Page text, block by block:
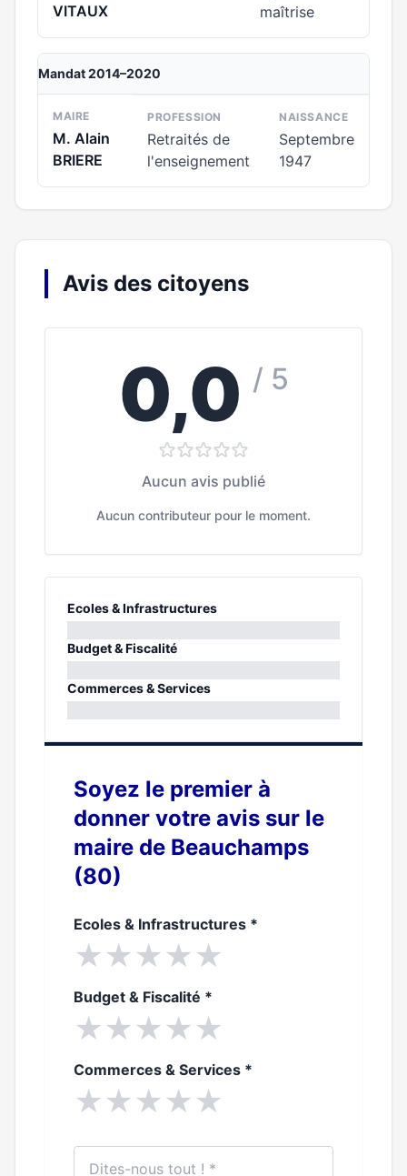
VITAUX
maîtrise
Mandat 2014–2020
MAIRE
M. Alain
BRIERE
PROFESSION
Retraités de
l'enseignement
NAISSANCE
Septembre
1947
Avis des citoyens
0,0 / 5
Aucun avis publié
Aucun contributeur pour le moment.
Ecoles & Infrastructures
0%
Budget & Fiscalité
0%
Commerces & Services
Soyez le premier à
donner votre avis sur le
maire de Beauchamps
(80)
Ecoles & Infrastructures *
★★★★★
Budget & Fiscalité *
★★★★★
Commerces & Services *
★★★★★